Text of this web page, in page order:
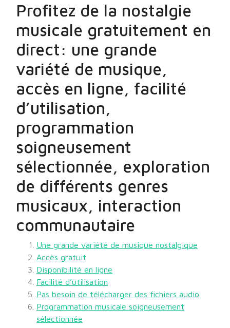
Profitez de la nostalgie
musicale gratuitement en
direct: une grande
variété de musique,
accès en ligne, facilité
d’utilisation,
programmation
soigneusement
sélectionnée, exploration
de différents genres
musicaux, interaction
communautaire
Une grande variété de musique nostalgique
Accès gratuit
Disponibilité en ligne
Facilité d’utilisation
Pas besoin de télécharger des fichiers audio
Programmation musicale soigneusement
sélectionnée